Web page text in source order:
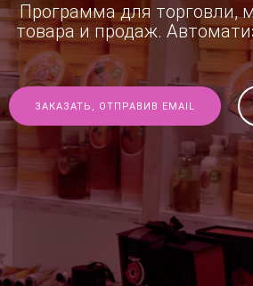
Программа для торговли,
товара и продаж.
ЗАКАЗАТЬ, ОТПРАВИВ EMAIL